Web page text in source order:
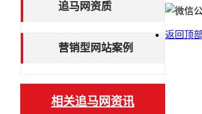
追马网资质
营销型网站案例
相关追马网资讯
返回顶部